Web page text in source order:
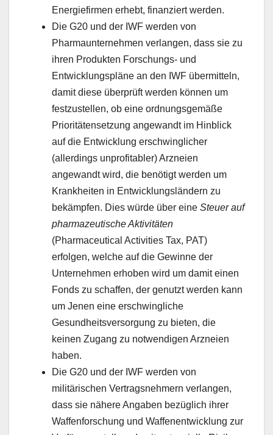
Energiefirmen erhebt, finanziert werden.
Die G20 und der IWF werden von
Pharmaunternehmen verlangen, dass sie zu
ihren Produkten Forschungs- und
Entwicklungspläne an den IWF übermitteln,
damit diese überprüft werden können um
festzustellen, ob eine ordnungsgemäße
Prioritätensetzung angewandt im Hinblick
auf die Entwicklung erschwinglicher
(allerdings unprofitabler) Arzneien
angewandt wird, die benötigt werden um
Krankheiten in Entwicklungsländern zu
bekämpfen. Dies würde über eine Steuer auf
pharmazeutische Aktivitäten
(Pharmaceutical Activities Tax, PAT)
erfolgen, welche auf die Gewinne der
Unternehmen erhoben wird um damit einen
Fonds zu schaffen, der genutzt werden kann
um Jenen eine erschwingliche
Gesundheitsversorgung zu bieten, die
keinen Zugang zu notwendigen Arzneien
haben.
Die G20 und der IWF werden von
militärischen Vertragsnehmern verlangen,
dass sie nähere Angaben bezüglich ihrer
Waffenforschung und Waffenentwicklung zur